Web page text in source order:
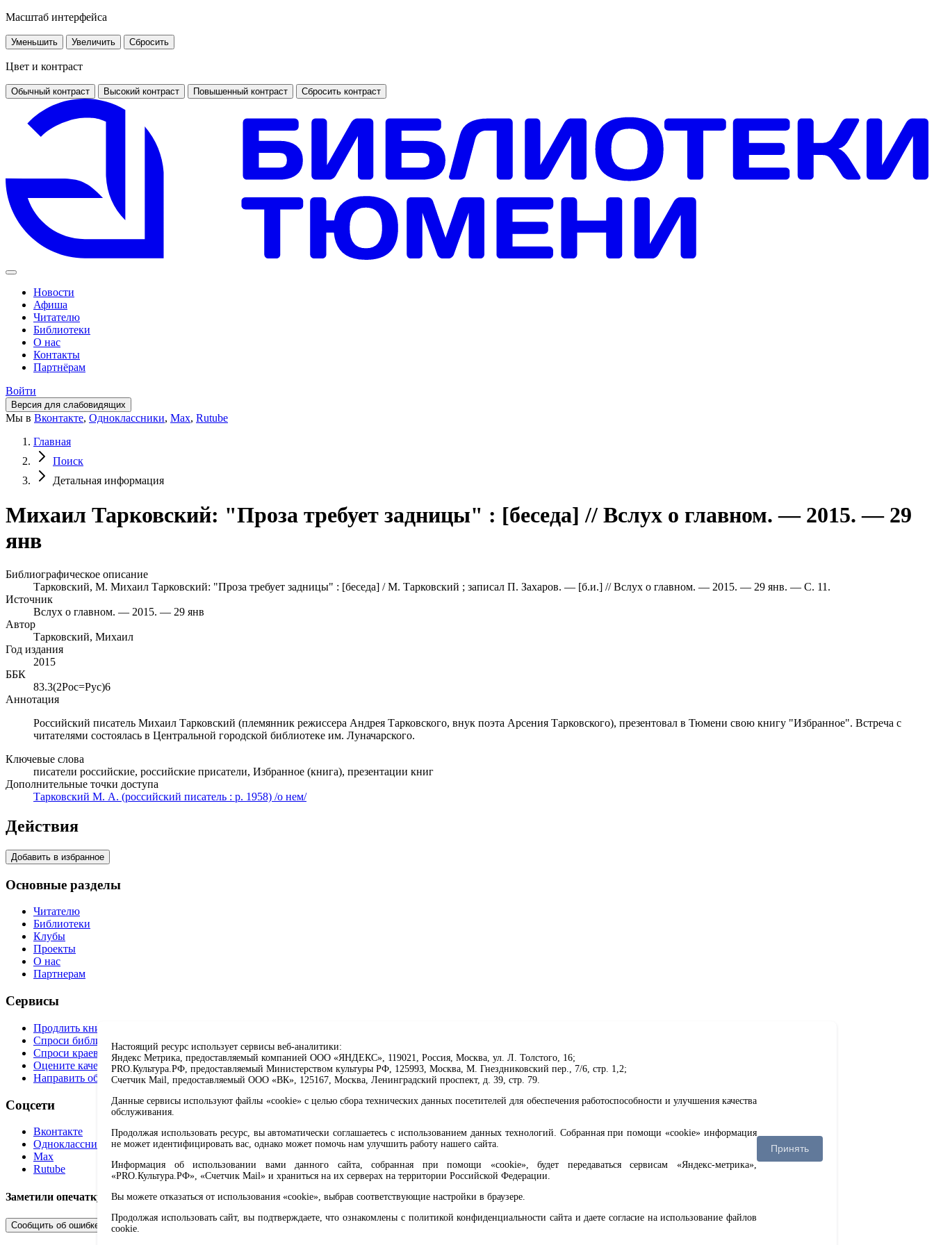
Масштаб интерфейса
Уменьшить Увеличить Сбросить
Цвет и контраст
Обычный контраст Высокий контраст Повышенный контраст Сбросить контраст
Новости
Афиша
Читателю
Библиотеки
О нас
Контакты
Партнёрам
Войти
Версия для слабовидящих
Мы в Вконтакте, Одноклассники, Max, Rutube
Главная
Поиск
Детальная информация
Михаил Тарковский: "Проза требует задницы" : [беседа] // Вслух о главном. — 2015. — 29
янв
Библиографическое описание
Тарковский, М. Михаил Тарковский: "Проза требует задницы" : [беседа] / М. Тарковский ; записал П. Захаров. — [б.и.] // Вслух о главном. — 2015. — 29 янв. — С. 11.
Источник
Вслух о главном. — 2015. — 29 янв
Автор
Тарковский, Михаил
Год издания
2015
ББК
83.3(2Рос=Рус)6
Аннотация
Российский писатель Михаил Тарковский (племянник режиссера Андрея Тарковского, внук поэта Арсения Тарковского), презентовал в Тюмени свою книгу "Избранное". Встреча с
читателями состоялась в Центральной городской библиотеке им. Луначарского.
Ключевые слова
писатели российские, российские присатели, Избранное (книга), презентации книг
Дополнительные точки доступа
Тарковский М. А. (российский писатель : р. 1958) /о нем/
Действия
Добавить в избранное
Основные разделы
Читателю
Библиотеки
Клубы
Проекты
О нас
Партнерам
Сервисы
Продлить книгу
Спроси библиотекаря
Спроси краеведа
Оцените качество услуг
Направить обращение директору
Соцсети
Вконтакте
Одноклассники
Max
Rutube
Заметили опечатку? Выделите текст с ошибкой и нажмите клавиши Ctrl+Enter или ссылку ниже
Сообщить об ошибке
Настоящий ресурс использует сервисы веб-аналитики:
Яндекс Метрика, предоставляемый компанией ООО «ЯНДЕКС», 119021, Россия, Москва, ул. Л. Толстого, 16;
PRO.Культура.РФ, предоставляемый Министерством культуры РФ, 125993, Москва, М. Гнездниковский пер., 7/6, стр. 1,2;
Счетчик Mail, предоставляемый ООО «ВК», 125167, Москва, Ленинградский проспект, д. 39, стр. 79.
Данные сервисы используют файлы «cookie» с целью сбора технических данных посетителей для обеспечения работоспособности и улучшения качества
обслуживания.
Продолжая использовать ресурс, вы автоматически соглашаетесь с использованием данных технологий. Собранная при помощи «cookie» информация
не может идентифицировать вас, однако может помочь нам улучшить работу нашего сайта.
Информация об использовании вами данного сайта, собранная при помощи «cookie», будет передаваться сервисам «Яндекс-метрика»,
«PRO.Культура.РФ», «Счетчик Mail» и храниться на их серверах на территории Российской Федерации.
Вы можете отказаться от использования «cookie», выбрав соответствующие настройки в браузере.
Продолжая использовать сайт, вы подтверждаете, что ознакомлены с политикой конфиденциальности сайта и даете согласие на использование файлов
cookie.
Принять